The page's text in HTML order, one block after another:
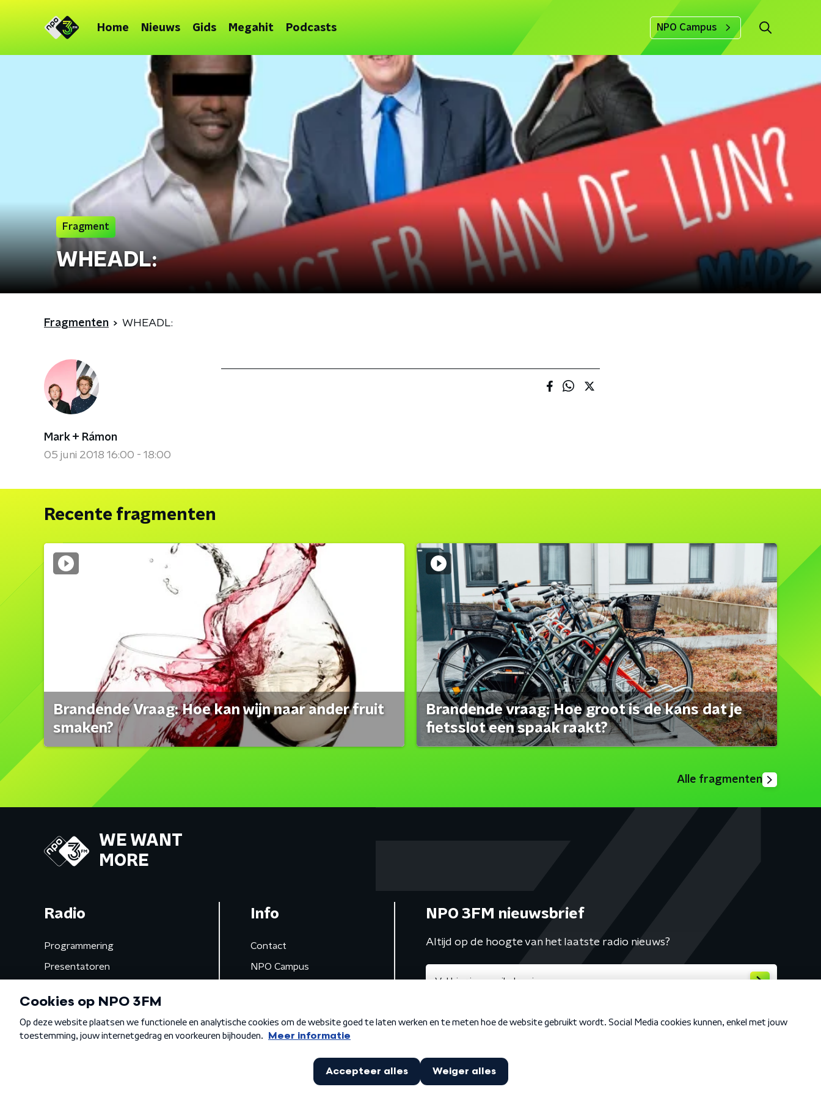
Home Nieuws Gids Megahit Podcasts NPO Campus
Fragment
WHEADL:
Fragmenten WHEADL:
Mark + Rámon
05 juni 2018 16:00 - 18:00
Recente fragmenten
Brandende Vraag: Hoe kan wijn naar ander fruit
smaken?
Brandende vraag: Hoe groot is de kans dat je
fietsslot een spaak raakt?
Alle fragmenten
WE WANT
MORE
Radio
Programmering
Presentatoren
Gemist
Info
Contact
NPO Campus
NPO 3FM nieuwsbrief
Altijd op de hoogte van het laatste radio nieuws?
Algemene voorwaarden Privacybeleid